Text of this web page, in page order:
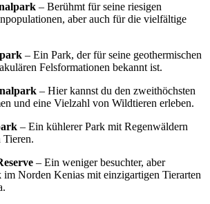
– Berühmt für seine riesigen
aber auch für die vielfältige
– Ein Park, der für seine geothermischen
Felsformationen bekannt ist.
– Hier kannst du den zweithöchsten
und eine Vielzahl von Wildtieren erleben.
– Ein kühlerer Park mit Regenwäldern
– Ein weniger besuchter, aber
im Norden Kenias mit einzigartigen Tierarten